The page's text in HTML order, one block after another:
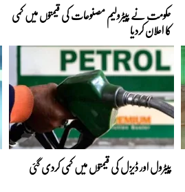
حکومت نے پیٹرولیم مصنوعات کی قیمتوں میں کمی
کا اعلان کردیا
پیٹرول اور ڈیزل کی قیمتوں میں کمی کردی گئی